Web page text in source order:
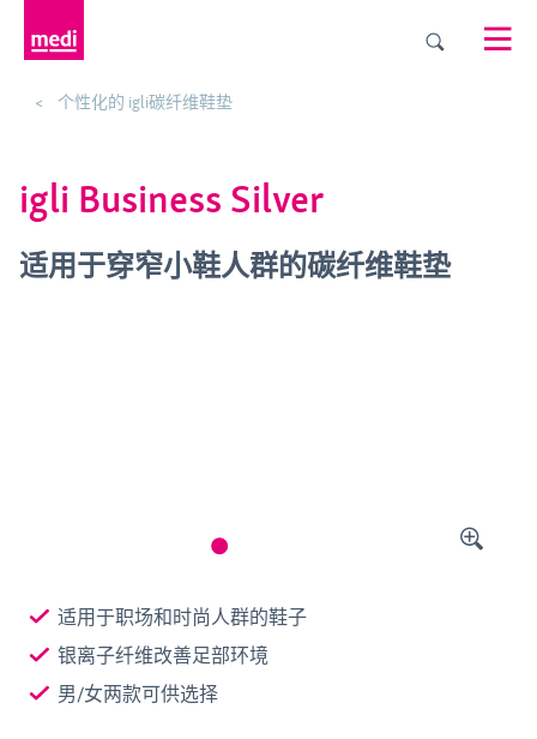
个性化的 igli碳纤维鞋垫
igli Business Silver
适用于穿窄小鞋人群的碳纤维鞋垫
适用于职场和时尚人群的鞋子
银离子纤维改善足部环境
男/女两款可供选择